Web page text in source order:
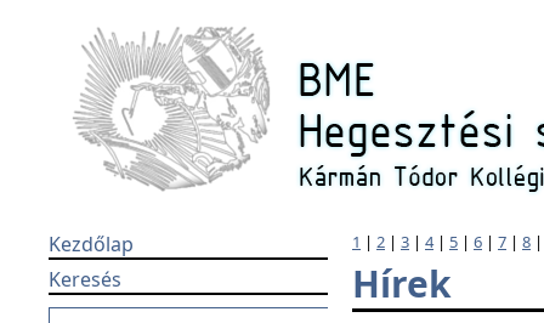
Kezdőlap
Keresés
1 | 2 | 3 | 4| 5 | 6 | 7 | 8
Hírek